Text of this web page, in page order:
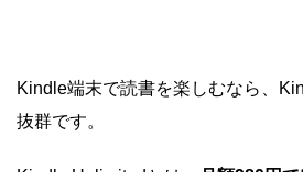
Kindle端末で読書を楽しむなら、
抜群です。